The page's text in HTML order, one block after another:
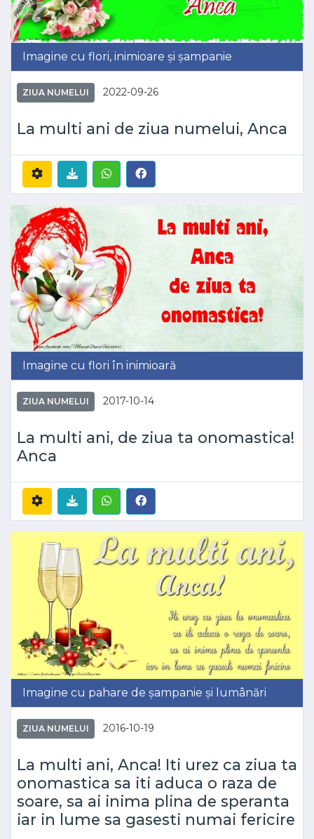
Imagine cu flori, inimioare și șampanie
ZIUA NUMELUI 2022-09-26
La multi ani de ziua numelui, Anca
Imagine cu flori în inimioară
ZIUA NUMELUI 2017-10-14
La multi ani, de ziua ta onomastica!
Anca
Imagine cu pahare de șampanie și lumânări
ZIUA NUMELUI 2016-10-19
La multi ani, Anca! Iti urez ca ziua ta
onomastica sa iti aduca o raza de
soare, sa ai inima plina de speranta
iar in lume sa gasesti numai fericire